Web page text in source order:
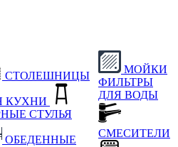
СТОЛЕШНИЦЫ
КУХНИ
СТУЛЬЯ
ОБЕДЕННЫЕ
МОЙКИ
ФИЛЬТРЫ
ДЛЯ ВОДЫ
СМЕСИТЕЛИ